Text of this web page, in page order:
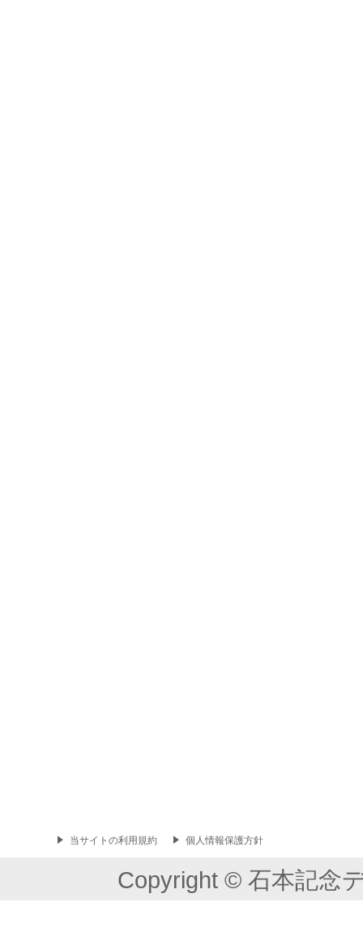
当サイトの利用規約 個人情報保護方針
Copyright © 石本記念